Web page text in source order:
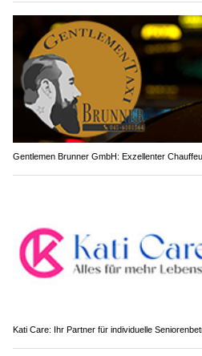
Gentlemen Brunner GmbH: Exzellenter
Kati Care: Ihr Partner für individuelle